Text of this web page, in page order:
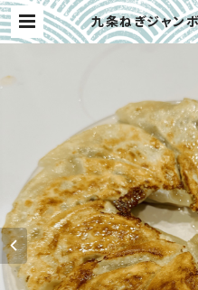
九条ねぎジャン
み餃子 1P｜大畑